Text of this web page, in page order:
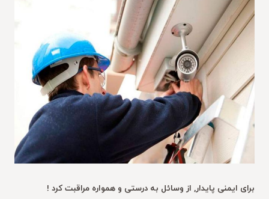
برای ایمنی پایدار, از وسائل به درستی و همواره مراقبت کرد !